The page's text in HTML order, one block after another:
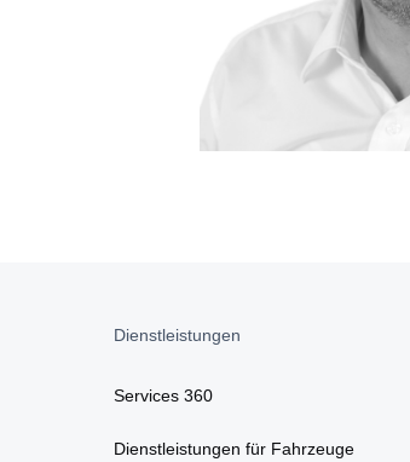
Dienstleistungen
Services 360
Dienstleistungen für Fahrzeuge